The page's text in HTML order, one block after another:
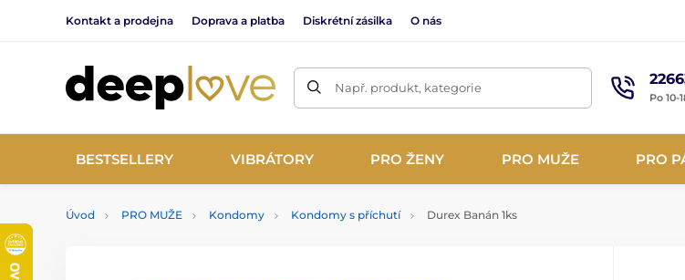
Kontakt a prodejna Doprava a platba Diskrétní zásilka O nás
Např. produkt, kategorie
Po 10-
BESTSELLERY VIBRÁTORY PRO ŽENY PRO MUŽE PRO
Úvod PRO MUŽE Kondomy Kondomy s příchutí Durex Banán 1ks